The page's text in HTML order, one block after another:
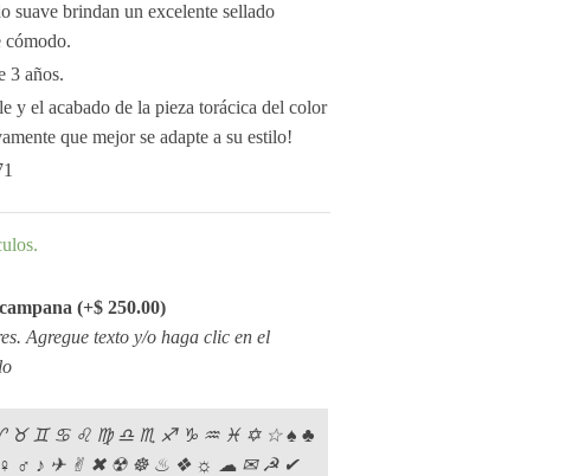
suave brindan un excelente sellado
cómodo.
3 años.
y el acabado de la pieza torácica del color
que mejor se adapte a su estilo!
(+$250.00)
Agregue texto y/o haga clic en el
♊︎ ♋︎ ♌︎ ♍︎ ♎︎ ♏︎ ♐︎ ♑︎ ♒︎ ♓︎ ✡︎ ☆︎ ♠︎ ♣︎
♂︎ ♪︎ ✈︎ ✌︎ ✖︎ ☢︎ ☸︎ ♨︎ ❖︎ ☼︎ ☁︎ ✉︎ ☭︎ ✔︎